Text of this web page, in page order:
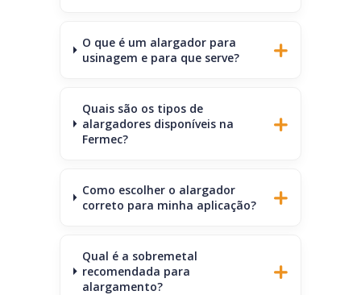
O que é um alargador para
usinagem e para que serve?
Quais são os tipos de
alargadores disponíveis na
Fermec?
Como escolher o alargador
correto para minha aplicação?
Qual é a sobremetal
recomendada para
alargamento?